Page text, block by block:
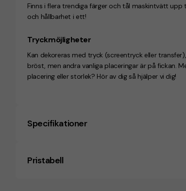
Finns i flera trendiga färger och tål maskintvätt upp
och hållbarhet i ett!
Tryckmöjligheter
Kan dekoreras med tryck (screentryck eller
bröst, men andra vanliga placeringar är på fickan.
placering eller storlek? Hör av dig så hjälper vi dig!
Specifikationer
Pristabell